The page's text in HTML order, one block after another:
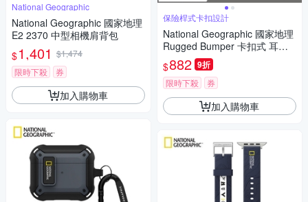
National Geographic
National Geographic 國家地理
E2 2370 中型相機肩背包
$1,401 $1,474
限時下殺
券
加入購物車
保險桿式卡扣設計
National Geographic 國家地理
Rugged Bumper 卡扣式 耳機
保護殼 適用 AirPods Pro - 卡其
色
$882 9折
限時下殺 券
加入購物車